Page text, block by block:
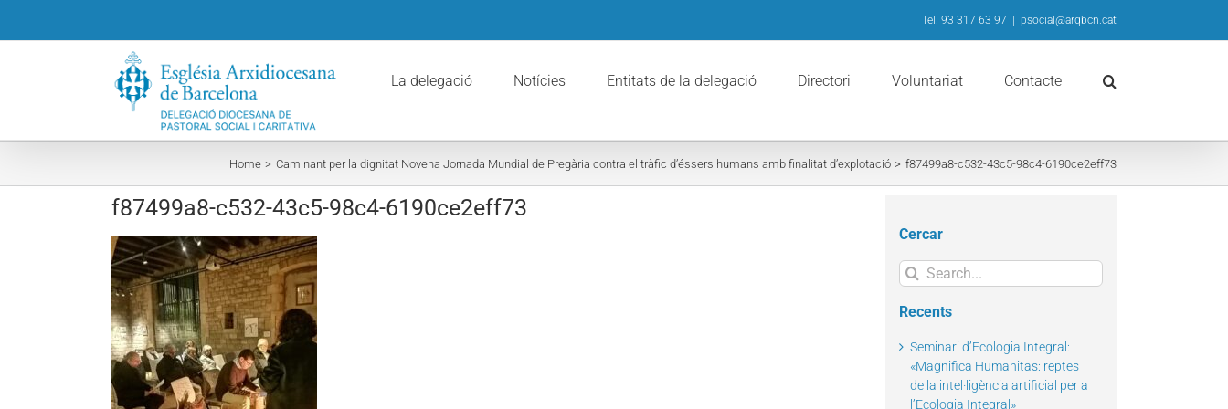
Tel. 93 317 63 97 psocial@arqbcn.cat
La delegació Notícies Entitats de la delegació Directori Voluntariat Contacte
Home Caminant per la dignitat Novena Jornada Mundial de Pregària contra el tràfic d’éssers humans amb finalitat d’explotació f87499a8-c532-43c5-98c4-6190ce2eff73
f87499a8-c532-43c5-98c4-6190ce2eff73
Cercar
Search
for:
Recents
Seminari d’Ecologia Integral:
«Magnifica Humanitas: reptes
de la intel·ligència artificial per a
l’Ecologia Integral»